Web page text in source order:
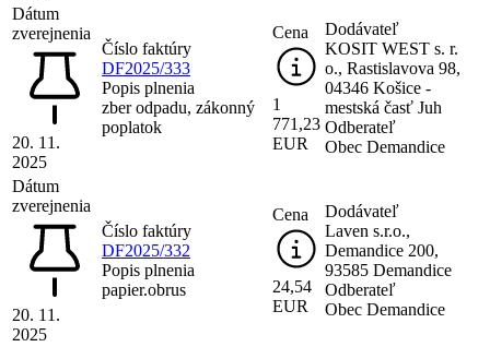
Dátum
zverejnenia
20. 11.
2025
Číslo faktúry
DF2025/333
Popis plnenia
zber odpadu, zákonný
poplatok
Cena
1
771,23
EUR
Dodávateľ
KOSIT WEST s. r.
o., Rastislavova 98,
04346 Košice -
mestská časť Juh
Odberateľ
Obec Demandice
Dátum
zverejnenia
20. 11.
2025
Číslo faktúry
DF2025/332
Popis plnenia
papier.obrus
Cena
24,54
EUR
Dodávateľ
Laven s.r.o.,
Demandice 200,
93585 Demandice
Odberateľ
Obec Demandice